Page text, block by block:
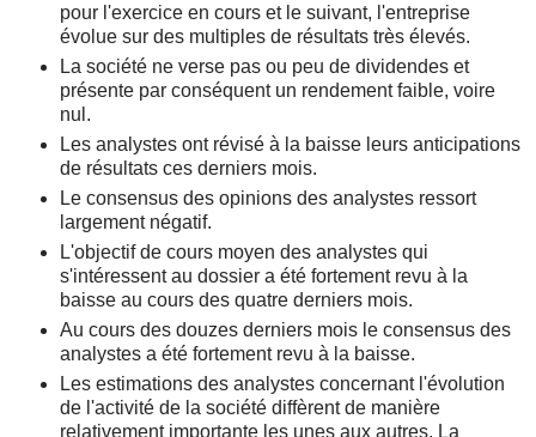
pour l'exercice en cours et le suivant, l'entreprise
évolue sur des multiples de résultats très élevés.
La société ne verse pas ou peu de dividendes et
présente par conséquent un rendement faible, voire
nul.
Les analystes ont révisé à la baisse leurs anticipations
de résultats ces derniers mois.
Le consensus des opinions des analystes ressort
largement négatif.
L'objectif de cours moyen des analystes qui
s'intéressent au dossier a été fortement revu à la
baisse au cours des quatre derniers mois.
Au cours des douzes derniers mois le consensus des
analystes a été fortement revu à la baisse.
Les estimations des analystes concernant l'évolution
de l'activité de la société diffèrent de manière
relativement importante les unes aux autres. La